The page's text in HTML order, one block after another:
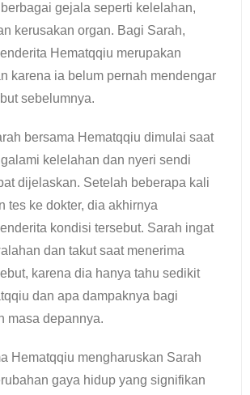
gejala seperti kelelahan,
kerusakan organ. Bagi Sarah,
Hematqqiu merupakan
karena ia belum pernah mendengar
sebelumnya.
bersama Hematqqiu dimulai saat
kelelahan dan nyeri sendi
dijelaskan. Setelah beberapa kali
tes ke dokter, dia akhirnya
kondisi tersebut. Sarah ingat
dan takut saat menerima
karena dia hanya tahu sedikit
dan apa dampaknya bagi
masa depannya.
Hematqqiu mengharuskan Sarah
gaya hidup yang signifikan